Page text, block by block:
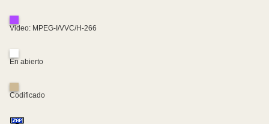
Video: MPEG-I/VVC/H-266
En abierto
Codificado